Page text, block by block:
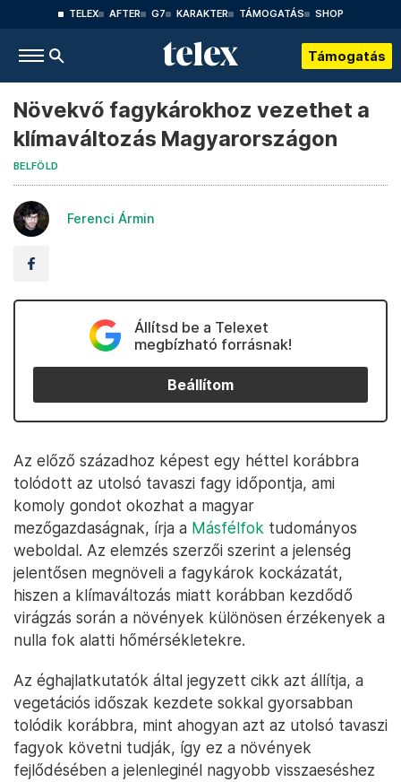
TELEX AFTER G7 KARAKTER TÁMOGATÁS SHOP
Támogatás
Növekvő fagykárokhoz vezethet a
klímaváltozás Magyarországon
BELFÖLD
Ferenci Ármin
Állítsd be a Telexet
megbízható forrásnak!
Beállítom
Az előző századhoz képest egy héttel korábbra
tolódott az utolsó tavaszi fagy időpontja, ami
komoly gondot okozhat a magyar
mezőgazdaságnak, írja a Másfélfok tudományos
weboldal. Az elemzés szerzői szerint a jelenség
jelentősen megnöveli a fagykárok kockázatát,
hiszen a klímaváltozás miatt korábban kezdődő
virágzás során a növények különösen érzékenyek a
nulla fok alatti hőmérsékletekre.
Az éghajlatkutatók által jegyzett cikk azt állítja, a
vegetációs időszak kezdete sokkal gyorsabban
tolódik korábbra, mint ahogyan azt az utolsó tavaszi
fagyok követni tudják, így ez a növények
fejlődésében a jelenleginél nagyobb visszaeséshez